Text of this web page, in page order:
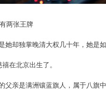
两张王牌
却独掌晚清大权几十年，她是
在北京出生了。
亲是满洲镶蓝旗人，属于八旗